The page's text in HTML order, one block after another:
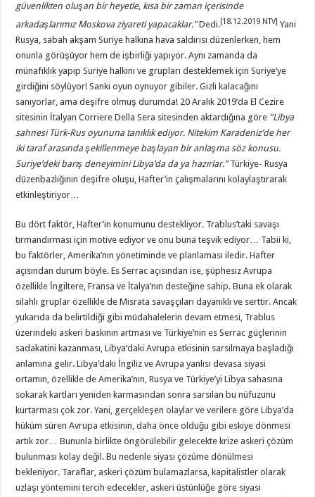
güvenlikten oluşan bir heyetle, kısa bir zaman içerisinde
arkadaşlarımız Moskova ziyareti yapacaklar.”Dedi.[18.12.2019 NTV] Yani
Rusya, sabah akşam Suriye halkına hava saldırısı düzenlerken, hem
onunla görüşüyor hem de işbirliği yapıyor. Aynı zamanda da
münafıklık yapıp Suriye halkını ve grupları desteklemek için Suriye’ye
girdiğini söylüyor! Sanki oyun oynuyor gibiler. Gizli kalacağını
sanıyorlar, ama deşifre olmuş durumda! 20 Aralık 2019’da El Cezire
sitesinin İtalyan Corriere Della Sera sitesinden aktardığına göre “Libya
sahnesi Türk-Rus oyununa tanıklık ediyor. Nitekim Karadeniz’de her
iki taraf arasında şekillenmeye başlayan bir anlaşma söz konusu.
Suriye’deki barış deneyimini Libya’da da ya hazırlar.”Türkiye- Rusya
düzenbazlığının deşifre oluşu, Hafter’in çalışmalarını kolaylaştırarak
etkinleştiriyor…
Bu dört faktör, Hafter’in konumunu destekliyor. Trablus’taki savaşı
tırmandırması için motive ediyor ve onu buna teşvik ediyor… Tabii ki,
bu faktörler, Amerika’nın yönetiminde ve planlaması iledir. Hafter
açısından durum böyle. Es Serrac açısından ise, şüphesiz Avrupa
özellikle İngiltere, Fransa ve İtalya’nın desteğine sahip. Buna ek olarak
silahlı gruplar özellikle de Misrata savaşçıları dayanıklı ve serttir. Ancak
yukarıda da belirtildiği gibi müdahalelerin devam etmesi, Trablus
üzerindeki askeri baskının artması ve Türkiye’nin es Serrac güçlerinin
sadakatini kazanması, Libya’daki Avrupa etkisinin sarsılmaya başladığı
anlamına gelir. Libya’daki İngiliz ve Avrupa yanlısı devasa siyasi
ortamın, özellikle de Amerika’nın, Rusya ve Türkiye’yi Libya sahasına
sokarak kartları yeniden karmasından sonra sarsılan bu nüfuzunu
kurtarması çok zor. Yani, gerçekleşen olaylar ve verilere göre Libya’da
hüküm süren Avrupa etkisinin, daha önce olduğu gibi eskiye dönmesi
artık zor… Bununla birlikte öngörülebilir gelecekte krize askeri çözüm
bulunması kolay değil. Bu nedenle siyasi çözüme dönülmesi
bekleniyor. Taraflar, askeri çözüm bulamazlarsa, kapitalistler olarak
uzlaşı yöntemini tercih edecekler, askeri üstünlüğe göre siyasi